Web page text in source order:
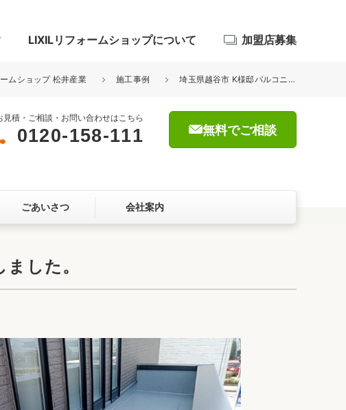
り 屋根・外壁
LIXILリフォームショップについて
ちいい暮らしをつくる、価値・性能向上
ォームアクセル
加盟店募集
ムショップ 松井産業 施工事例 埼玉県越谷市 K様邸バルコニーベランダ トップコート工事が完了しました。
見積・ご相談・お問い合わせはこちら
0120-158-111 無料でご相談
ごあいさつ 会社案内
した。